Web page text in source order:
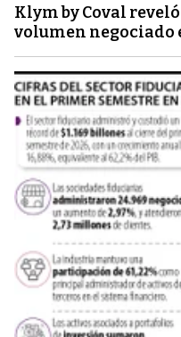
Klym by Coval
volumen negociado